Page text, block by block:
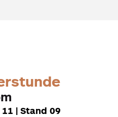
| Stand 09